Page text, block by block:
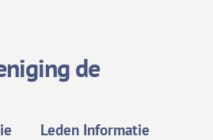
de
Leden Informatie